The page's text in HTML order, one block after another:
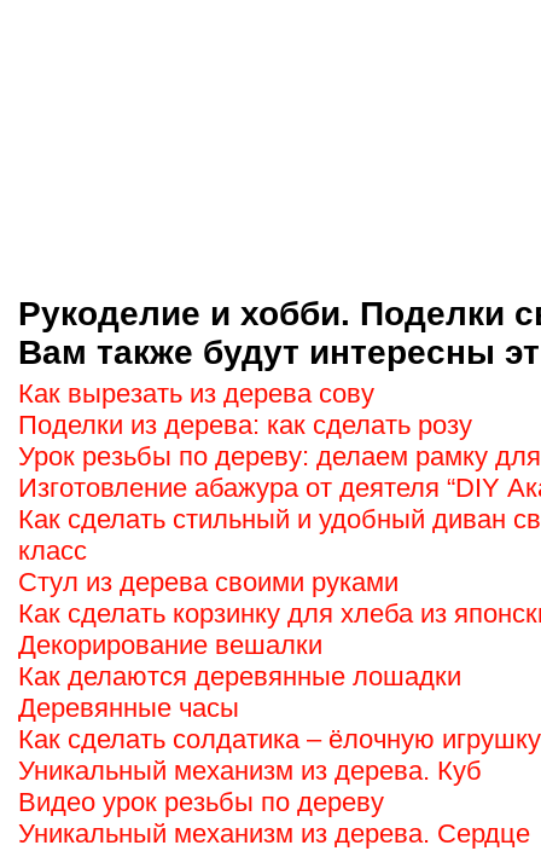
Рукоделие и хобби. Поделки
Вам также будут интересны
Как вырезать из дерева сову
Поделки из дерева: как сделать розу
Урок резьбы по дереву: делаем рамку
Изготовление абажура от деятеля “DIY
Как сделать стильный и удобный диван
класс
Стул из дерева своими руками
Как сделать корзинку для хлеба из
Декорирование вешалки
Как делаются деревянные лошадки
Деревянные часы
Как сделать солдатика – ёлочную игрушку
Уникальный механизм из дерева. Куб
Видео урок резьбы по дереву
Уникальный механизм из дерева. Сердце